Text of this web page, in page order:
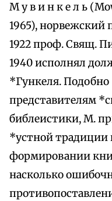
М у в и н к е л ь
1965), норвежский
1922 проф. Свящ.
1940 исполнял
*Гункеля.
представителям
библеистики, М.
*устной традиции
формировании
насколько